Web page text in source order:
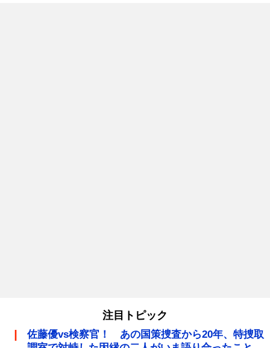
注目トピック
佐藤優vs検察官！ あの国策捜査から20年、特捜取